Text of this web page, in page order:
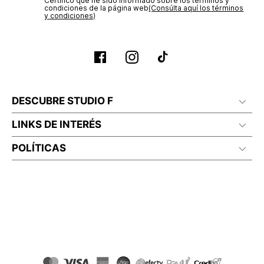
condiciones de la página web‎(Consúlta aquí los términos
y condiciones)
DESCUBRE STUDIO F
LINKS DE INTERÉS
POLÍTICAS